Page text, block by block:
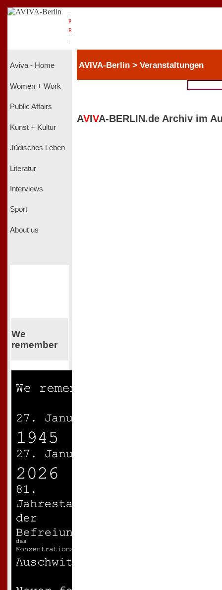
P
R
Aviva - Home
Women + Work
Public Affairs
Kunst + Kultur
Jüdisches Leben
Literatur
Interviews
Sport
About us
We
remember
AVIVA-Berlin > Veranstaltungen
AVIVA-BERLIN.de Archiv im